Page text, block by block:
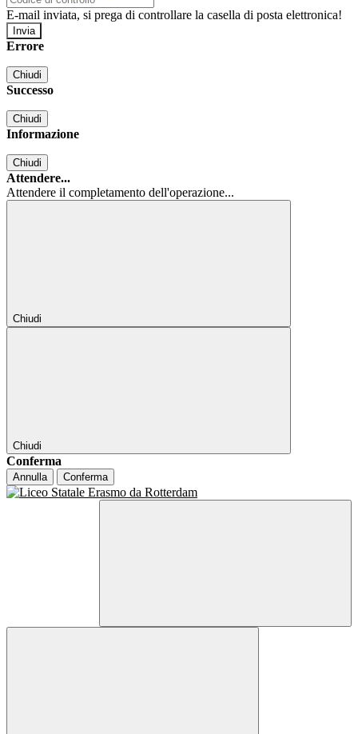
E-mail inviata, si prega di controllare la casella di posta elettronica!
Errore
Chiudi
Successo
Chiudi
Informazione
Chiudi
Attendere...
Attendere il completamento dell'operazione...
Chiudi
Chiudi
Conferma
Annulla Conferma